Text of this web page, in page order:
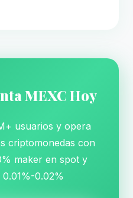
MEXC Hoy
usuarios y opera
criptomonedas con
maker en spot y
0.02%